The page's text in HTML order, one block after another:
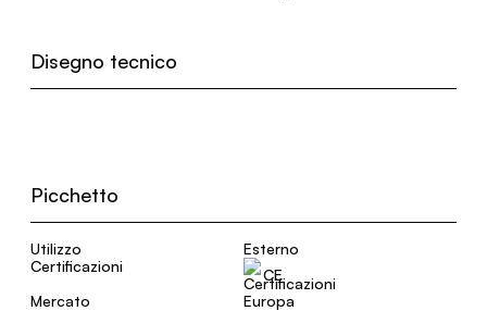
Disegno tecnico
Picchetto
Utilizzo
Esterno
Certificazioni
CE
Mercato
Europa